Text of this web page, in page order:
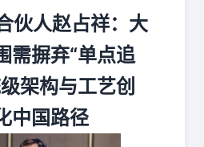
伙人赵占祥：大
需摒弃“单点追
架构与工艺创
中国路径